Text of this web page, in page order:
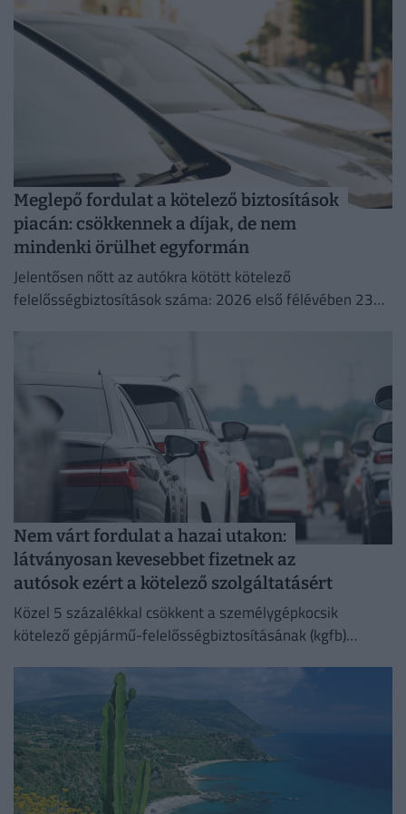
Meglepő fordulat a kötelező biztosítások
piacán: csökkennek a díjak, de nem
mindenki örülhet egyformán
Jelentősen nőtt az autókra kötött kötelező
felelősségbiztosítások száma: 2026 első félévében 23
Nem várt fordulat a hazai utakon:
látványosan kevesebbet fizetnek az
autósok ezért a kötelező szolgáltatásért
Közel 5 százalékkal csökkent a személygépkocsik
kötelező gépjármű-felelősségbiztosításának (kgfb)